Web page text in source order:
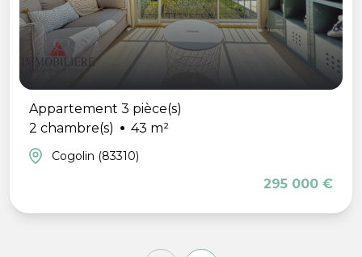
Appartement 3 pièce(s)
2 chambre(s)
43 m²
Cogolin (83310)
295 000 €